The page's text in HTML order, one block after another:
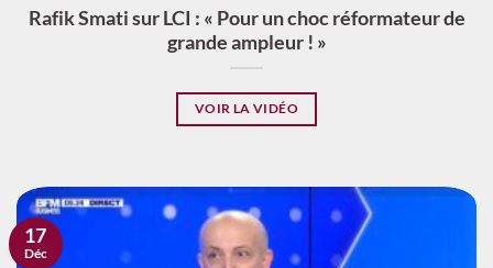
Rafik Smati sur LCI : « Pour un choc réformateur de
grande ampleur ! »
VOIR LA VIDÉO
17
Déc